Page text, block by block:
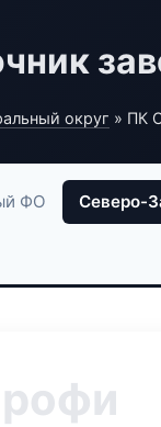
округ » ПК
ФО Северо-